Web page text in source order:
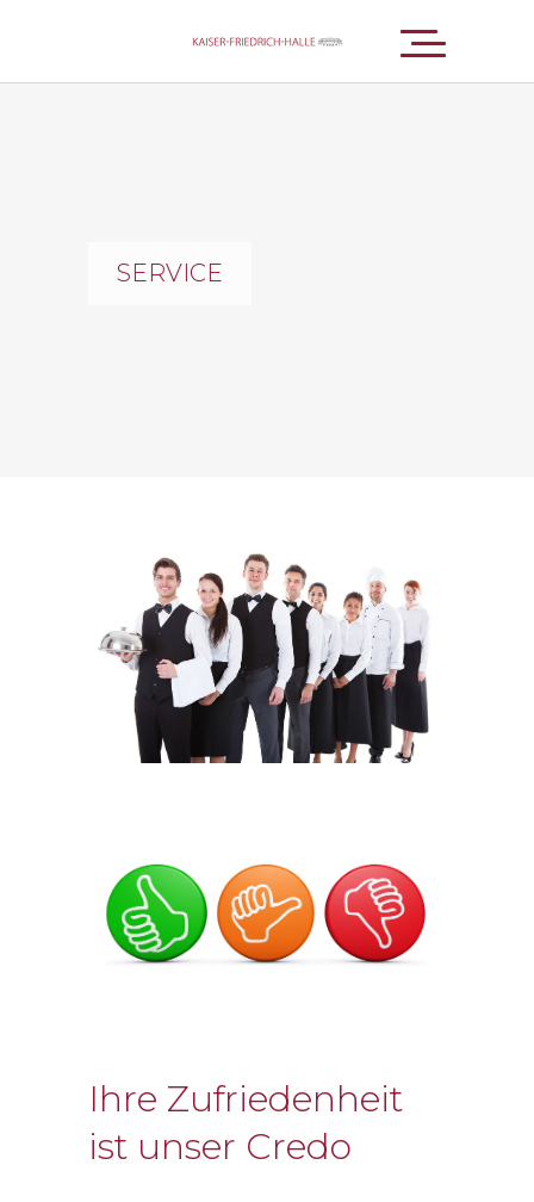
SERVICE
Ihre Zufriedenheit
ist unser Credo